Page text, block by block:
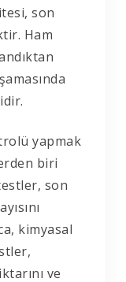
son
Ham
yapmak
biri
son
kimyasal
ve